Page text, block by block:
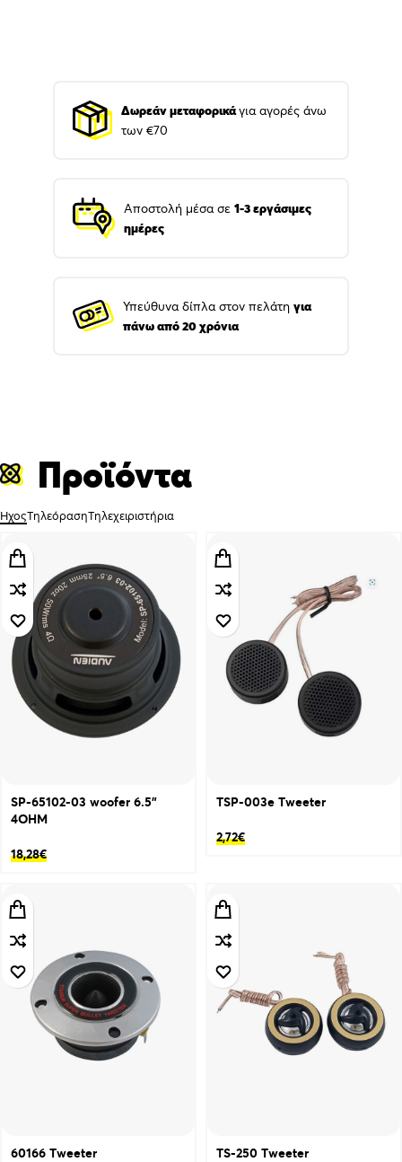
Δωρεάν μεταφορικάγια αγορές άνω
των €70
Αποστολή μέσα σε 1-3 εργάσιμες
ημέρες
Υπεύθυνα δίπλα στον πελάτη για
πάνω από 20 χρόνια
Προϊόντα
ΉχοςΤηλεόρασηΤηλεχειριστήρια
SP-65102-03 woofer 6.5”
4OHM
18,28€
TSP-003e Τweeter
2,72€
60166 Τweeter TS-250 Τweeter